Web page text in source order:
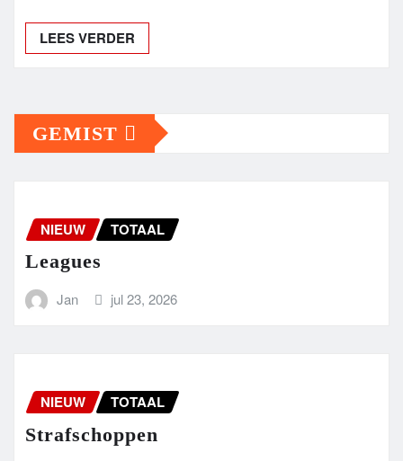
LEES VERDER
GEMIST
NIEUW TOTAAL
Leagues
Jan jul 23, 2026
NIEUW TOTAAL
Strafschoppen